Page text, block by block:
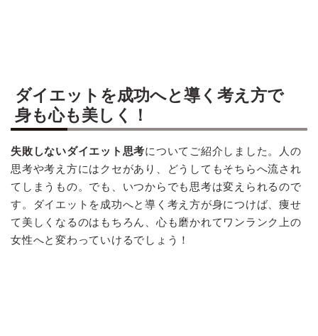
ダイエットを成功へと導く考え方で
身も心も美しく！
失敗しないダイエット思考についてご紹介しました。人の
思考や考え方にはクセがあり、どうしてもそちらへ流され
てしまうもの。でも、いつからでも思考は変えられるので
す。ダイエットを成功へと導く考え方が身につけば、痩せ
て美しくなるのはもちろん、心も磨かれてワンランク上の
女性へと変わっていけるでしょう！